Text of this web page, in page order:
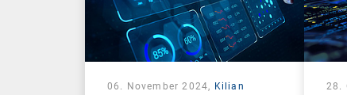
06. November 2024, Kilian
28.